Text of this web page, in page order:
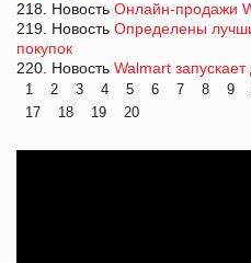
218. Новость Онлайн-продажи
219. Новость Определены
покупок
220. Новость Walmart
1 2 3 4 5 6 7 8 9
17
18 19 20